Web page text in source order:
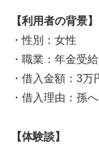
【利用者の背景】
・性別：女性
・職業：年金受
・借入金額：3万
・借入理由：孫
【体験談】